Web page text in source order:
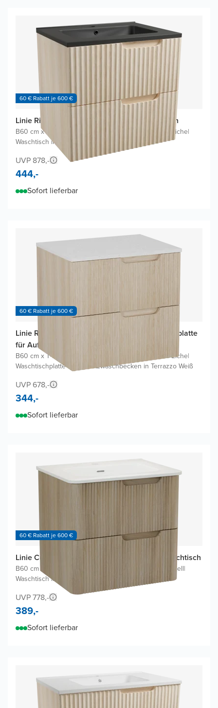
60 € Rabatt je 600 €
Linie Ribbo Badmöbel Set mit Vano Waschtisch
B60 cm x T46 cm Waschbeckenunterschrank Helle Eiche|
Waschtisch in Schwarz
UVP 878,-
444,-
Sofort lieferbar
60 € Rabatt je 600 €
Linie Ribbo Badmöbel Set mit Lado Waschtischplatte
für Aufsatzwaschbecken
B60 cm x T46 cm Waschbeckenunterschrank Helle Eiche|
Waschtischplatte für Aufsatzwaschbecken in Terrazzo Weiß
UVP 678,-
344,-
Sofort lieferbar
60 € Rabatt je 600 €
Linie Curvo Badmöbel Set mit Baro Curvo Waschtisch
B60 cm x T46 cm Waschbeckenunterschrank Eiche Hell|
Waschtisch in Weiß
UVP 778,-
389,-
Sofort lieferbar